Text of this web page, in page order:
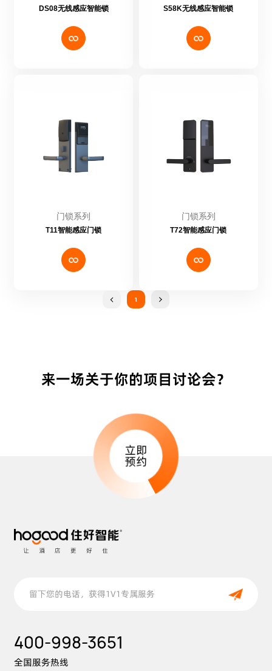
DS08无线感应智能锁 S58K无线感应智能锁
门锁系列
T11智能感应门锁
门锁系列
T72智能感应门锁
1
来一场关于你的项目讨论会？
立即
预约
400-998-3651
全国服务热线